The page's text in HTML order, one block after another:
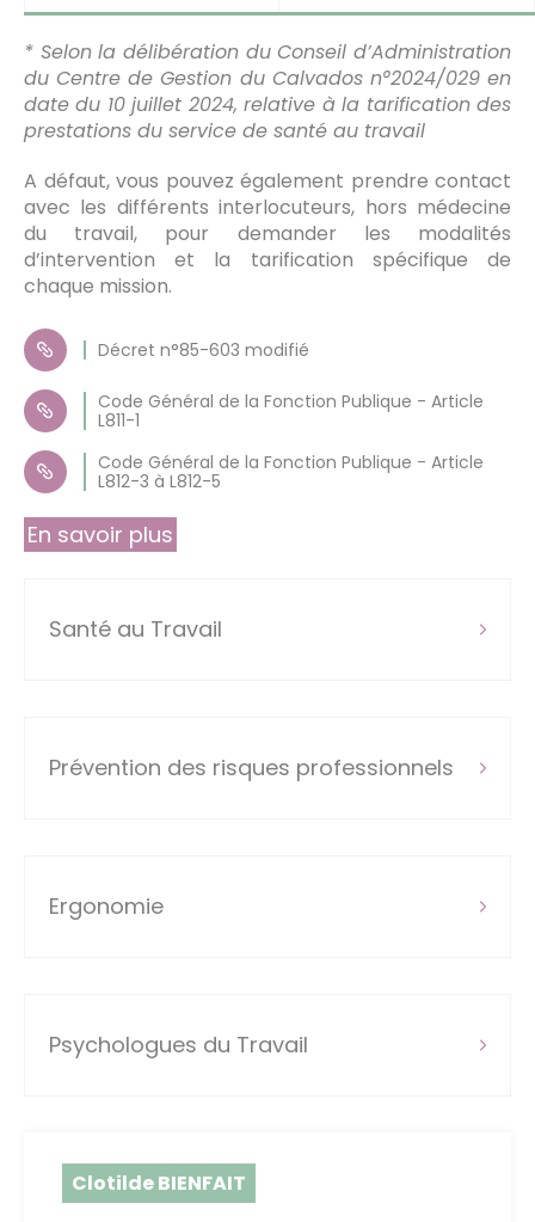
* Selon la délibération du Conseil d’Administration
du Centre de Gestion du Calvados n°2024/029 en
date du 10 juillet 2024, relative à la tarification des
prestations du service de santé au travail
A défaut, vous pouvez également prendre contact
avec les différents interlocuteurs, hors médecine
du travail, pour demander les modalités
d’intervention et la tarification spécifique de
chaque mission.
Décret n°85-603 modifié
Code Général de la Fonction Publique - Article
L811-1
Code Général de la Fonction Publique - Article
L812-3 à L812-5
En savoir plus
Santé au Travail
Prévention des risques professionnels
Ergonomie
Psychologues du Travail
Clotilde BIENFAIT